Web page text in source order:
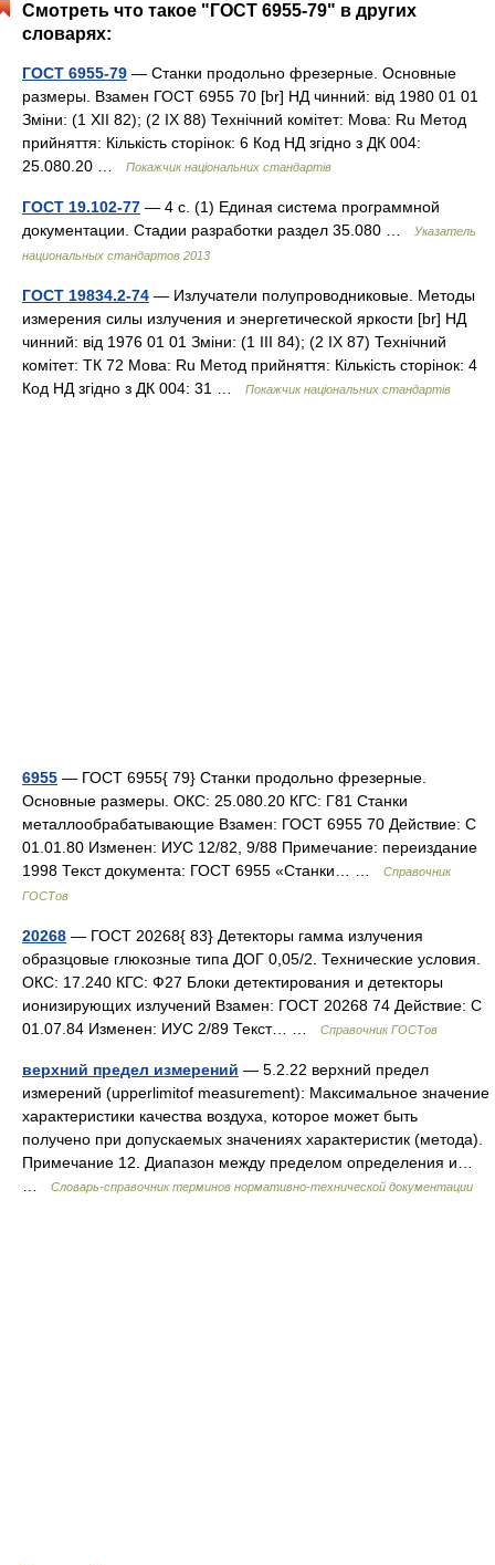
Смотреть что такое "ГОСТ 6955-79" в других
словарях:
ГОСТ 6955-79 — Станки продольно фрезерные. Основные
размеры. Взамен ГОСТ 6955 70 [br] НД чинний: від 1980 01 01
Зміни: (1 XII 82); (2 IX 88) Технічний комітет: Мова: Ru Метод
прийняття: Кількість сторінок: 6 Код НД згідно з ДК 004:
25.080.20 …
Покажчик національних стандартів
ГОСТ 19.102-77 — 4 с. (1) Единая система программной
документации. Стадии разработки раздел 35.080 …
Указатель
национальных стандартов 2013
ГОСТ 19834.2-74 — Излучатели полупроводниковые. Методы
измерения силы излучения и энергетической яркости [br] НД
чинний: від 1976 01 01 Зміни: (1 III 84); (2 IX 87) Технічний
комітет: ТК 72 Мова: Ru Метод прийняття: Кількість сторінок: 4
Код НД згідно з ДК 004: 31 …
Покажчик національних стандартів
6955 — ГОСТ 6955{ 79} Станки продольно фрезерные.
Основные размеры. ОКС: 25.080.20 КГС: Г81 Станки
металлообрабатывающие Взамен: ГОСТ 6955 70 Действие: С
01.01.80 Изменен: ИУС 12/82, 9/88 Примечание: переиздание
1998 Текст документа: ГОСТ 6955 «Станки… …
Справочник
ГОСТов
20268 — ГОСТ 20268{ 83} Детекторы гамма излучения
образцовые глюкозные типа ДОГ 0,05/2. Технические условия.
ОКС: 17.240 КГС: Ф27 Блоки детектирования и детекторы
ионизирующих излучений Взамен: ГОСТ 20268 74 Действие: С
01.07.84 Изменен: ИУС 2/89 Текст… …
Справочник ГОСТов
верхний предел измерений — 5.2.22 верхний предел
измерений (upperlimitof measurement): Максимальное значение
характеристики качества воздуха, которое может быть
получено при допускаемых значениях характеристик (метода).
Примечание 12. Диапазон между пределом определения и…
Словарь-справочник терминов нормативно-технической документации